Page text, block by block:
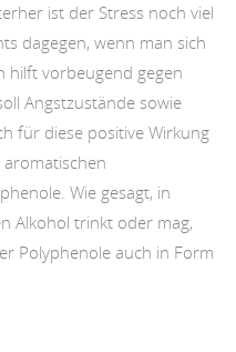
ist der Stress noch viel
dagegen, wenn man sich
hilft vorbeugend gegen
Angstzustände sowie
für diese positive Wirkung
Wie gesagt, in
Alkohol trinkt oder mag,
Polyphenole auch in Form